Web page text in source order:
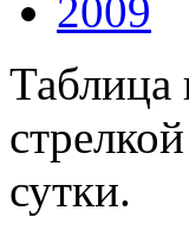
2009
Таблица
сутки.